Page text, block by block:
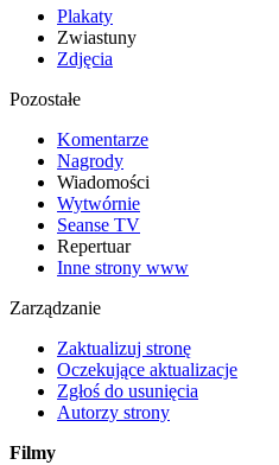
Plakaty
Zwiastuny
Zdjęcia
Pozostałe
Komentarze
Nagrody
Wiadomości
Wytwórnie
Seanse TV
Repertuar
Inne strony www
Zarządzanie
Zaktualizuj stronę
Oczekujące aktualizacje
Zgłoś do usunięcia
Autorzy strony
Filmy